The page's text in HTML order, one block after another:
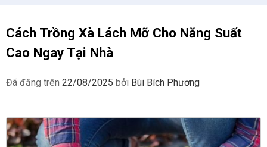
Cách Trồng Xà Lách Mỡ Cho Năng Suất
Cao Ngay Tại Nhà
Đã đăng trên 22/08/2025 bởi Bùi Bích Phương